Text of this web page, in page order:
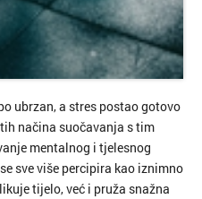
ubrzan, a stres postao gotovo
načina suočavanja s tim
mentalnog i tjelesnog
sve više percipira kao iznimno
tijelo, već i pruža snažna